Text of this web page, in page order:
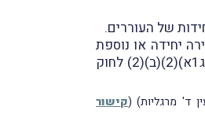
של העוררים.
יחידה או נוספת
הוסדר בהסכם הפשרה, ולחילופין, האם יש לבטל את הסכם הפשרה מחמת טעות; השנייה, האם עיקרון התא המשפחתי שבהוראות סעיף 9(ג1א)(2)(ב)(2) לחוק
ד' מרגליות) (קישור